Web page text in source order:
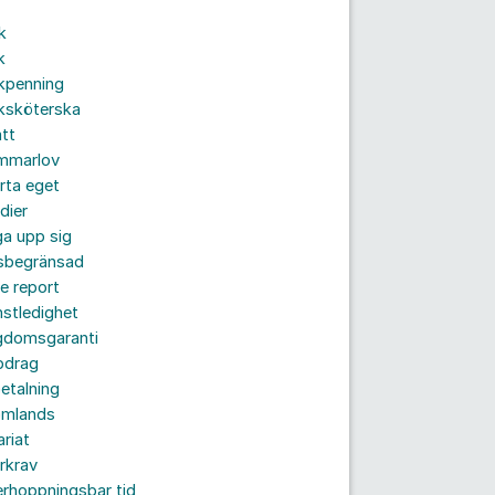
eget
upp sig
report
tid